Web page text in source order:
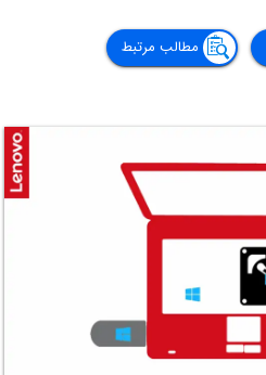
مطالب مرتبط